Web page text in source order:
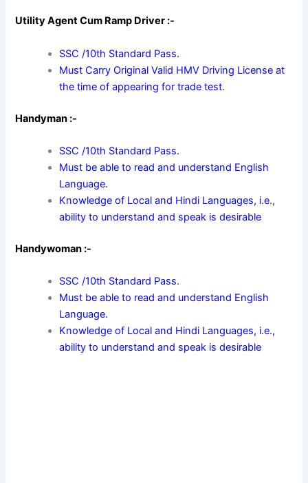
Utility Agent Cum Ramp Driver :-
SSC /10th Standard Pass.
Must Carry Original Valid HMV Driving License at
the time of appearing for trade test.
Handyman :-
SSC /10th Standard Pass.
Must be able to read and understand English
Language.
Knowledge of Local and Hindi Languages, i.e.,
ability to understand and speak is desirable
Handywoman :-
SSC /10th Standard Pass.
Must be able to read and understand English
Language.
Knowledge of Local and Hindi Languages, i.e.,
ability to understand and speak is desirable